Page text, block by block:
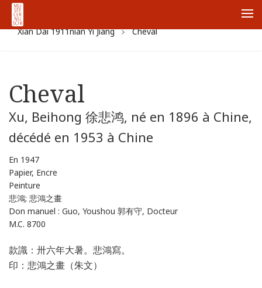
ホーム
Xian Dai 1911nian Yi Jiang
Cheval
Cheval
Xu, Beihong 徐悲鸿, né en 1896 à Chine,
décédé en 1953 à Chine
En 1947
Papier, Encre
Peinture
悲鴻; 悲鴻之畫
Don manuel : Guo, Youshou 郭有守, Docteur
M.C. 8700
款識：卅六年大暑。悲鴻寫。
印：悲鴻之畫（朱文）